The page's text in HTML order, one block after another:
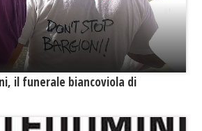
il funerale biancoviola di